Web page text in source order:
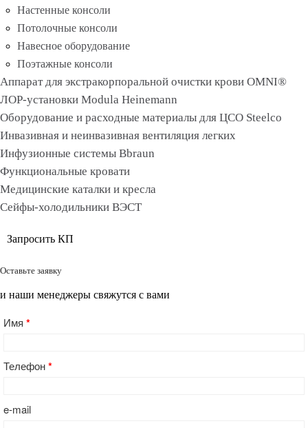
Настенные консоли
Потолочные консоли
Навесное оборудование
Поэтажные консоли
Аппарат для экстракорпоральной очистки крови OMNI®
ЛОР-установки Modula Heinemann
Оборудование и расходные материалы для ЦСО Steelco
Инвазивная и неинвазивная вентиляция легких
Инфузионные системы Bbraun
Функциональные кровати
Медицинские каталки и кресла
Сейфы-холодильники ВЭСТ
Запросить КП
Оставьте заявку
и наши менеджеры свяжутся с вами
Имя *
Телефон*
e-mail